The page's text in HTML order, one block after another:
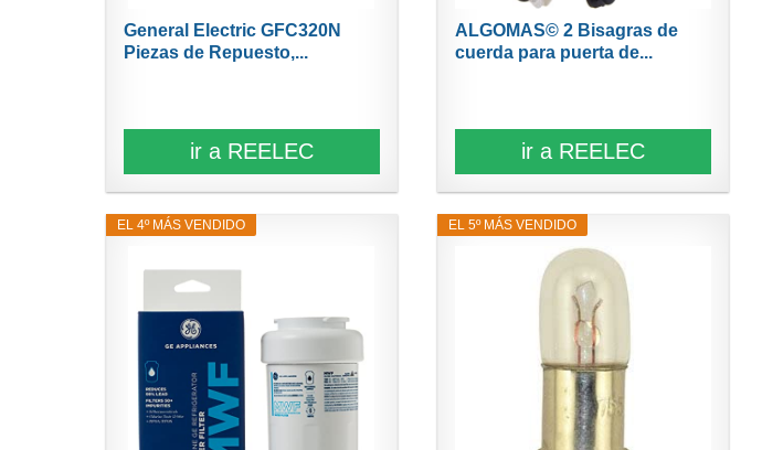
General Electric GFC320N
Piezas de Repuesto,...
ir a REELEC
ALGOMAS© 2 Bisagras de
cuerda para puerta de...
ir a REELEC
EL 4º MÁS VENDIDO EL 5º MÁS VENDIDO